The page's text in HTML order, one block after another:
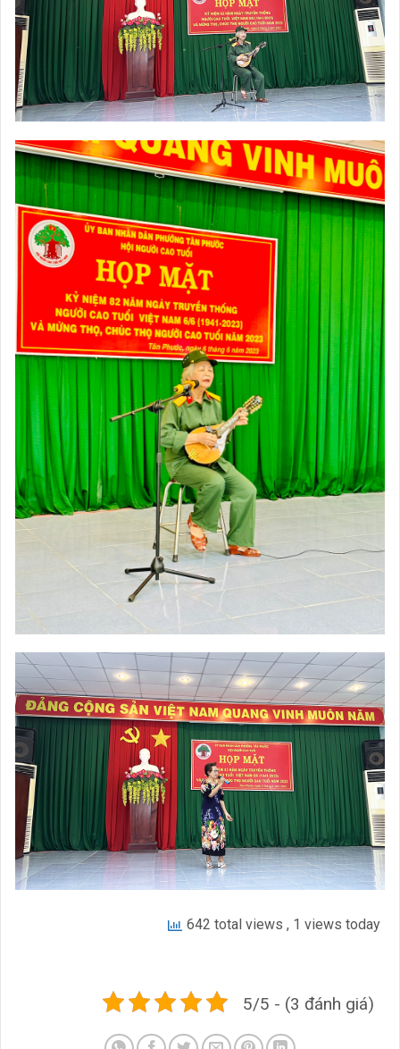
642 total views , 1 views today
5/5 - (3 đánh giá)